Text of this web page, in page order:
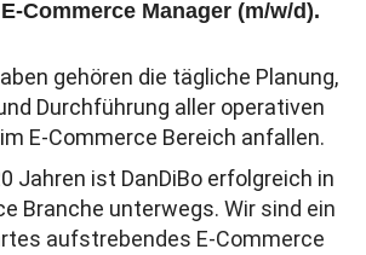
Commerce Manager (m/w/d).
gehören die tägliche Planung,
Durchführung aller operativen
E-Commerce Bereich anfallen.
Jahren ist DanDiBo erfolgreich in
Branche unterwegs. Wir sind ein
aufstrebendes E-Commerce